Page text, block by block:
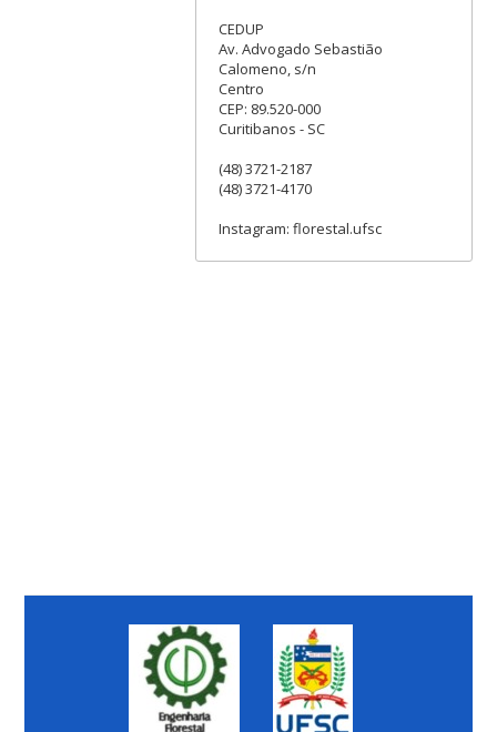
CEDUP
Av. Advogado Sebastião
Calomeno, s/n
Centro
CEP: 89.520-000
Curitibanos - SC
(48) 3721-2187
(48) 3721-4170
Instagram: florestal.ufsc